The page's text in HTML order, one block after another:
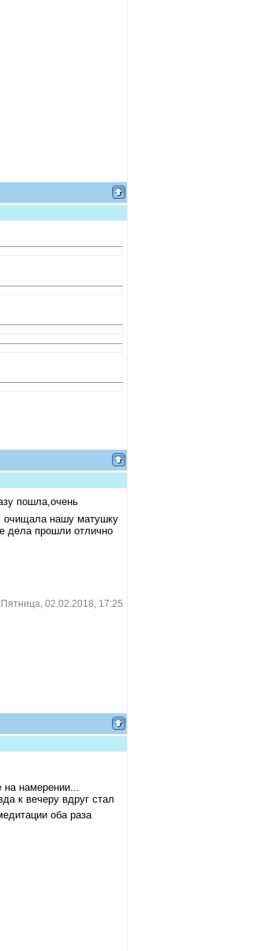
пошла,очень
очищала нашу матушку
дела прошли отлично
Пятница, 02.02.2018, 17:25
намерении...
к вечеру вдруг стал
оба раза